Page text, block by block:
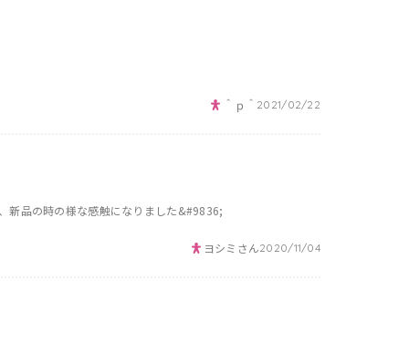
＾ｐ＾ 2021/02/22
新品の時の様な感触になりました&#9836;
ヨシミさん2020/11/04